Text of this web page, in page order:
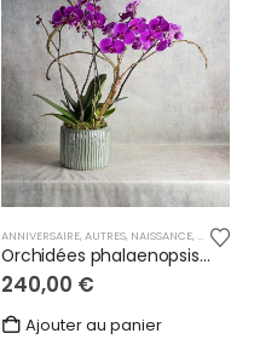
, REMERCIEMENTS
ANNIVERSAIRE, AUTRES, NAISSANCE,
Orchidées phalaenopsis pourpres 4 tiges
240,00 €
Ajouter au panier